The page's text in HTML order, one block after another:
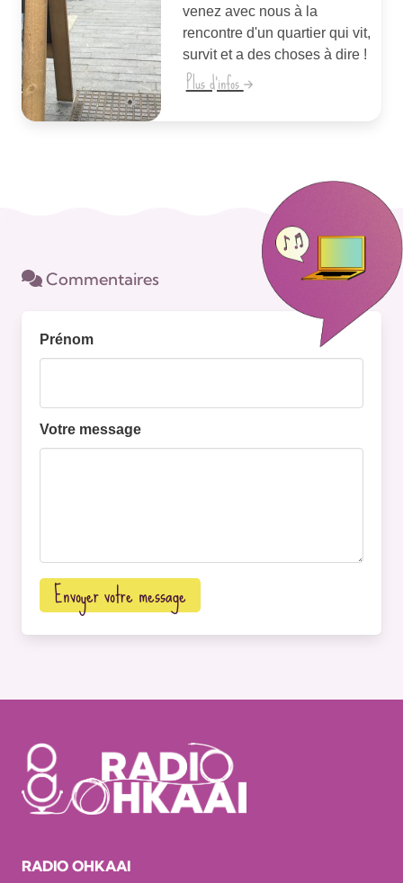
venez avec nous à la
rencontre d'un quartier qui vit,
survit et a des choses à dire !
Plus d'infos
Commentaires
Prénom
Votre message
Envoyer votre message
RADIO OHKAAI